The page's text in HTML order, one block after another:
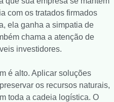
com os tratados firmados
ela ganha a simpatia de
chama a atenção de
investidores.
é alto. Aplicar soluções
os recursos naturais,
toda a cadeia logística. O